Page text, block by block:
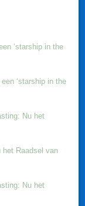
‘starship in the
‘starship in the
Nu het
het Raadsel van
Nu het